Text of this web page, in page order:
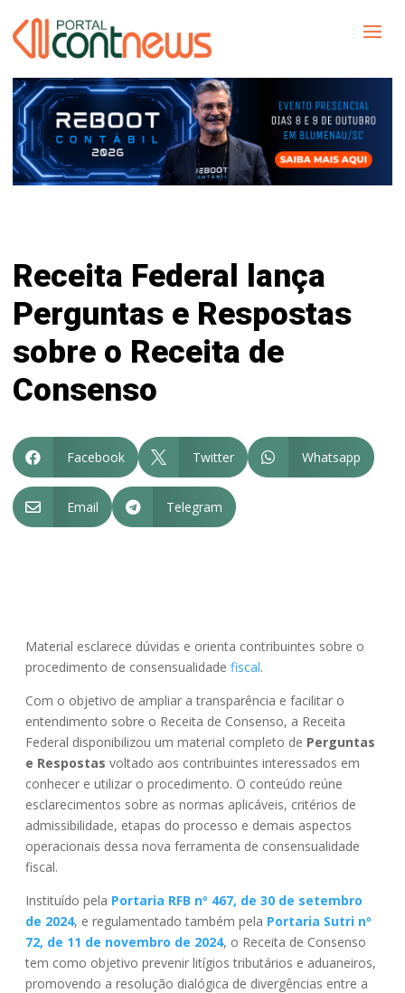
Receita Federal lança
Perguntas e Respostas
sobre o Receita de
Consenso
 Facebook  Twitter  Whatsapp
 Email  Telegram
Material esclarece dúvidas e orienta contribuintes sobre o
procedimento de consensualidade fiscal.
Com o objetivo de ampliar a transparência e facilitar o
entendimento sobre o Receita de Consenso, a Receita
Federal disponibilizou um material completo de Perguntas
e Respostas voltado aos contribuintes interessados em
conhecer e utilizar o procedimento. O conteúdo reúne
esclarecimentos sobre as normas aplicáveis, critérios de
admissibilidade, etapas do processo e demais aspectos
operacionais dessa nova ferramenta de consensualidade
fiscal.
Instituído pela Portaria RFB nº 467, de 30 de setembro
de 2024, e regulamentado também pela Portaria Sutri nº
72, de 11 de novembro de 2024, o Receita de Consenso
tem como objetivo prevenir litígios tributários e aduaneiros,
promovendo a resolução dialógica de divergências entre a